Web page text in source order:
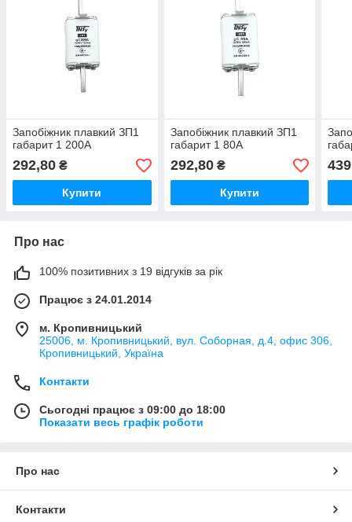
Запобіжник плавкий ЗП1
габарит 1 200А
292,80 ₴
Купити
Запобіжник плавкий ЗП1
габарит 1 80А
292,80₴
Купити
Про нас
100% позитивних з 19 відгуків за рік
Працює з 24.01.2014
м. Кропивницький
25006, м. Кропивницький, вул. Соборная, д.4, офис 306,
Кропивницький, Україна
Контакти
Сьогодні працює з 09:00 до 18:00
Показати весь графік роботи
Про нас
Контакти